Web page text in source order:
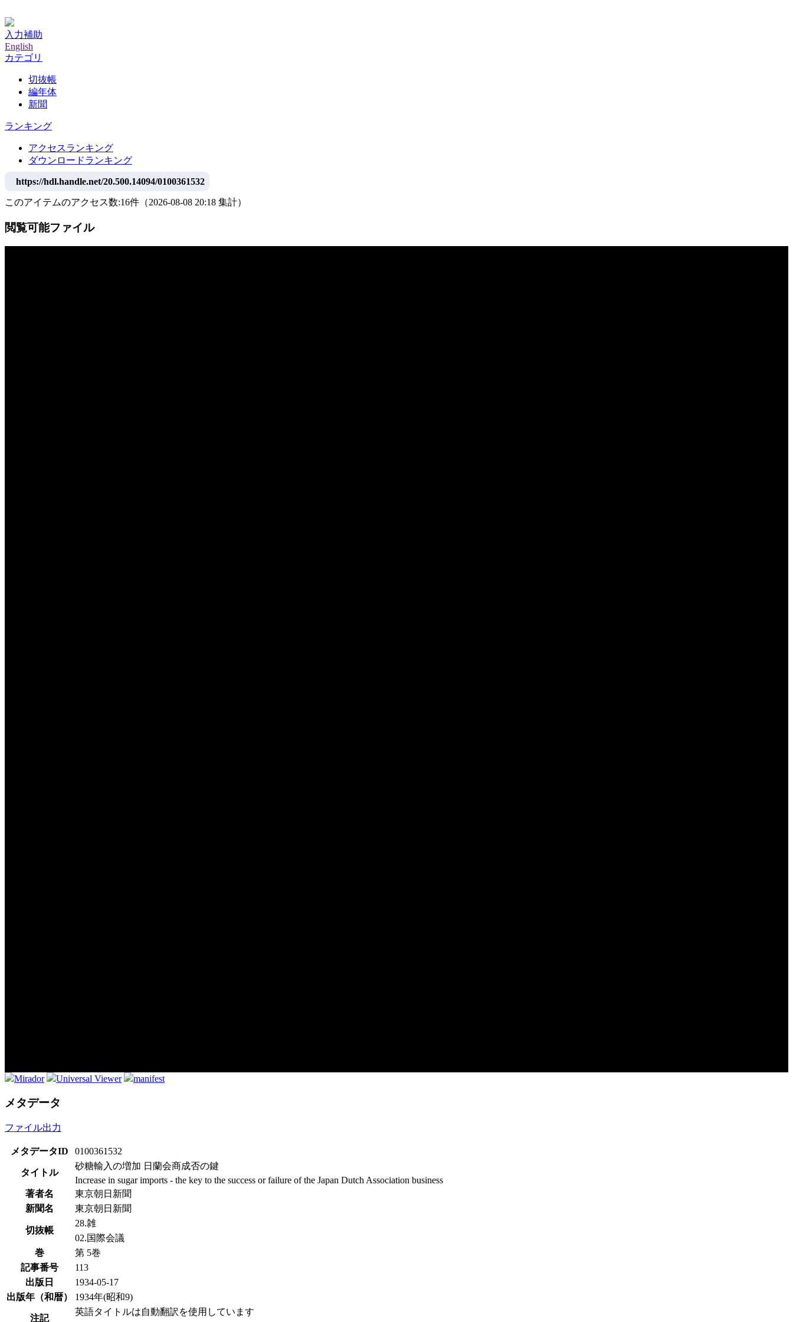
入力補助
English
カテゴリ
切抜帳
編年体
新聞
ランキング
アクセスランキング
ダウンロードランキング
https://hdl.handle.net/20.500.14094/0100361532
このアイテムのアクセス数:16件 （2026-08-08 20:18 集計）
閲覧可能ファイル
Mirador Universal Viewer manifest
メタデータ
ファイル出力
メタデータID 0100361532
タイトル
砂糖輸入の増加 日蘭会商成否の鍵
Increase in sugar imports - the key to the success or failure of the Japan Dutch Association business
著者名
東京朝日新聞
新聞名
東京朝日新聞
切抜帳
28.雑
02.国際会議
巻
第 5巻
記事番号
113
出版日
1934-05-17
出版年（和暦）
1934年(昭和9)
注記
英語タイトルは自動翻訳を使用しています